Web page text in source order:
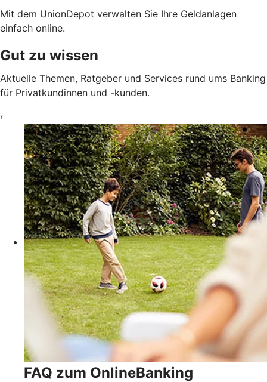
Mit dem UnionDepot verwalten Sie Ihre Geldanlagen
einfach online.
Gut zu wissen
Aktuelle Themen, Ratgeber und Services rund ums Banking
für Privatkundinnen und -kunden.
‹
FAQ zum OnlineBanking